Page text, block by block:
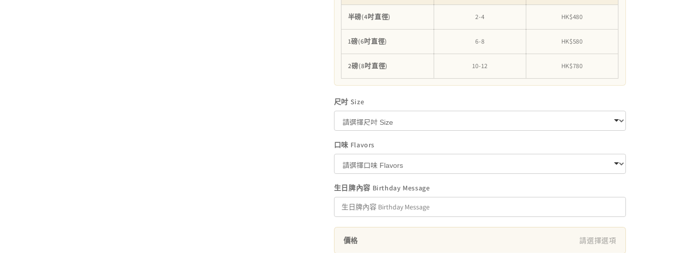
廉
蛋
數
量
少
廉
加
半磅(4吋直徑) 2-4 HK$480
1磅(6吋直徑) 6-8 HK$580
2磅(8吋直徑) 10-12 HK$780
尺吋 Size
口味 Flavors
生日牌內容 Birthday Message
價格 請選擇選項